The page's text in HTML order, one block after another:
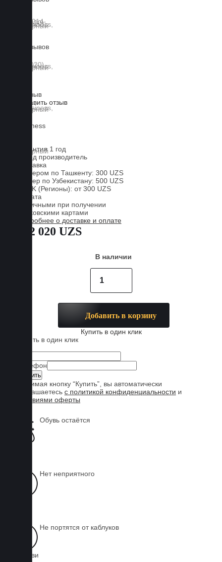
0 отзывов
1 отзыв
Оставить отзыв
Business
Гарантия 1 год
Завод производитель
Доставка
Курьером по Ташкенту: 300 UZS
Курьер по Узбекистану: 500 UZS
CDEK (Регионы): от 300 UZS
Оплата
Наличными при получении
Банковскими картами
Подробнее о доставке и оплате
602 020 UZS
В наличии
Добавить в корзину
Купить в один клик
Купить в один клик
Телефон
Нажимая кнопку “Купить”, вы автоматически
соглашаетесь с политикой конфиденциальности и
условиями оферты
Обувь остаётся
Нет неприятного
Не портятся от каблуков
на обуви